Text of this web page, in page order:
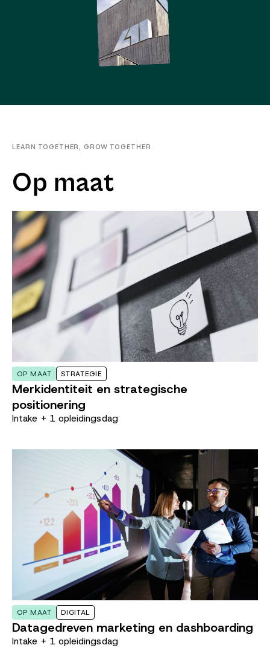
LEARN TOGETHER, GROW TOGETHER
Op maat
OP MAAT STRATEGIE
Merkidentiteit en strategische
positionering
Intake + 1 opleidingsdag
OP MAAT DIGITAL
Datagedreven marketing en dashboarding
Intake + 1 opleidingsdag